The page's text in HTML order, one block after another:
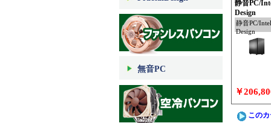
無音PC
静音PC/
Design
静音PC/
Design
￥
この